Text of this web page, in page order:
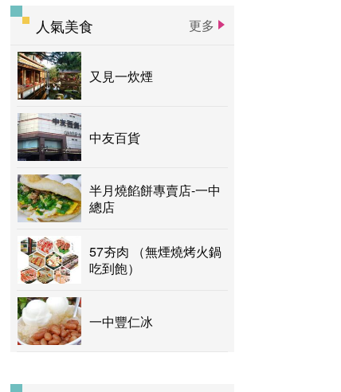
人氣美食 更多
又見一炊煙
中友百貨
半月燒餡餅專賣店-一中
總店
57夯肉 （無煙燒烤火鍋
吃到飽）
一中豐仁冰